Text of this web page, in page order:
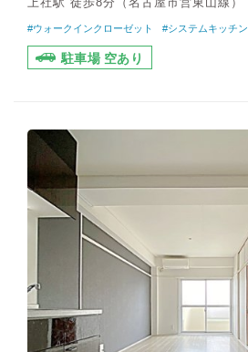
#ウォークインクローゼット #システムキッチン
駐車場 空あり